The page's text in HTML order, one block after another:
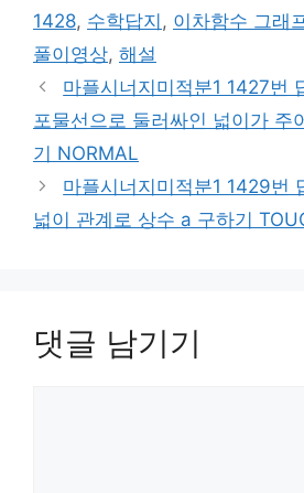
1428, 수학답지 , 이차함수 그래
풀이영상, 해설
마플시너지미적분1 1427번
포물선으로 둘러싸인 넓이가 주
기 NORMAL
마플시너지미적분1 1429번
넓이 관계로 상수 a 구하기
댓글 남기기